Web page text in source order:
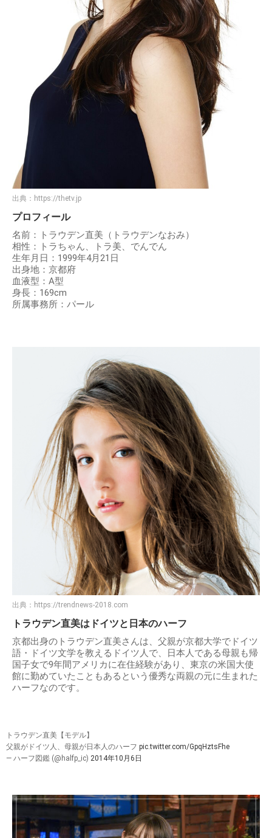
出典： https://thetv.jp
プロフィール
名前：トラウデン直美（トラウデンなおみ）
相性：トラちゃん、トラ美、でんでん
生年月日：1999年4月21日
出身地：京都府
血液型：A型
身長：169cm
所属事務所：パール
出典： https://trendnews-2018.com
トラウデン直美はドイツと日本のハーフ
京都出身のトラウデン直美さんは、父親が京都大学でドイツ
語・ドイツ文学を教えるドイツ人で、日本人である母親も帰
国子女で9年間アメリカに在住経験があり、東京の米国大使
館に勤めていたこともあるという優秀な両親の元に生まれた
ハーフなのです。
トラウデン直美【モデル】
父親がドイツ人、母親が日本人のハーフ pic.twitter.com/GpqHztsFhe
— ハーフ図鑑 (@halfp_ic) 2014年10月6日